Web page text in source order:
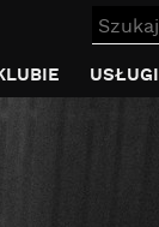
Szukaj
USŁUGI